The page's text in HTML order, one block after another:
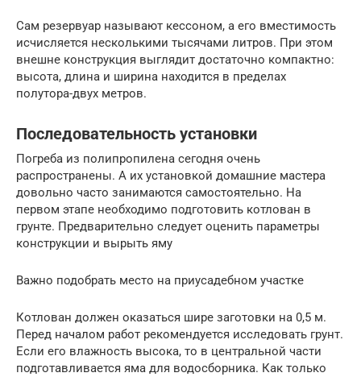
Сам резервуар называют кессоном, а его вместимость
исчисляется несколькими тысячами литров. При этом
внешне конструкция выглядит достаточно компактно:
высота, длина и ширина находится в пределах
полутора-двух метров.
Последовательность установки
Погреба из полипропилена сегодня очень
распространены. А их установкой домашние мастера
довольно часто занимаются самостоятельно. На
первом этапе необходимо подготовить котлован в
грунте. Предварительно следует оценить параметры
конструкции и вырыть яму
Важно подобрать место на приусадебном участке
Котлован должен оказаться шире заготовки на 0,5 м.
Перед началом работ рекомендуется исследовать грунт.
Если его влажность высока, то в центральной части
подготавливается яма для водосборника. Как только